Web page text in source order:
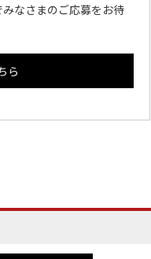
なさまのご応募をお待
ら